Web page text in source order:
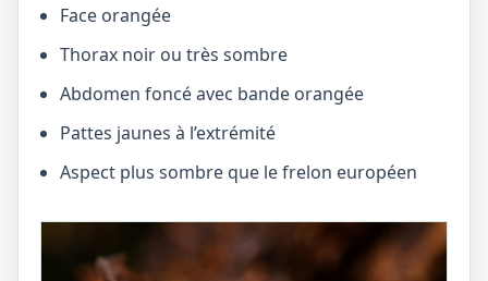
Face orangée
Thorax noir ou très sombre
Abdomen foncé avec bande orangée
Pattes jaunes à l’extrémité
Aspect plus sombre que le frelon européen